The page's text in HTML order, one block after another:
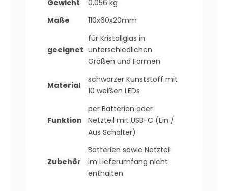
Gewicht
0,056 kg
Maße
110x60x20mm
geeignet
für Kristallglas in
unterschiedlichen
Größen und Formen
Material
schwarzer Kunststoff mit
10 weißen LEDs
Funktion
per Batterien oder
Netzteil mit USB-C (Ein /
Aus Schalter)
Zubehör
Batterien sowie Netzteil
im Lieferumfang nicht
enthalten